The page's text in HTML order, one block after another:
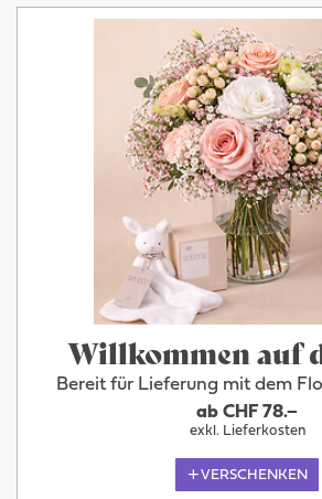
Willkommen auf
Bereit für Lieferung mit dem
ab CHF 78.–
exkl. Lieferkosten
VERSCHENKEN